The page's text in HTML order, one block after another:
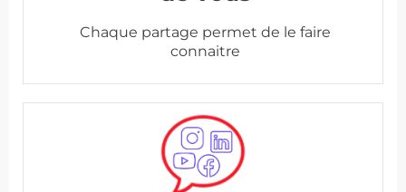
Chaque partage permet de le faire
connaitre